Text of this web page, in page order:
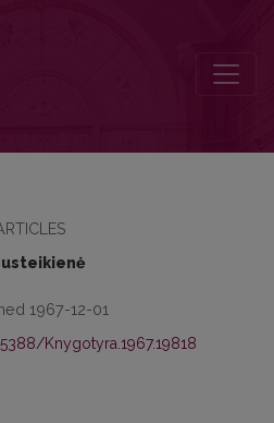
1967-12-01
Knygotyra.1967.19818